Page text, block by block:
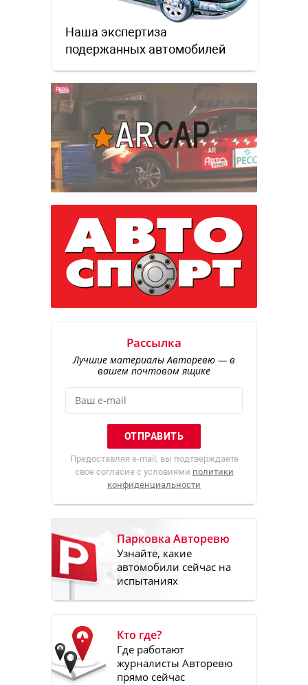
Наша экспертиза
подержанных автомобилей
Рассылка
Лучшие материалы Авторевю — в
вашем почтовом ящике
Предоставляя e-mail, вы подтверждаете
свое согласие с условиями политики
конфиденциальности
Парковка Авторевю
Узнайте, какие
автомобили сейчас на
испытаниях
Кто где?
Где работают
журналисты Авторевю
прямо сейчас